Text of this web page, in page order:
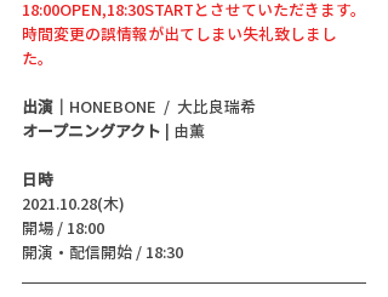
18:00OPEN,18:30STARTとさせていただきます。
時間変更の誤情報が出てしまい失礼致しまし
た。
出演｜ HONEBONE  /  大比良瑞希
オープニングアクト | 由薫
日時
2021.10.28(木)
開場 / 18:00
開演・配信開始 / 18:30